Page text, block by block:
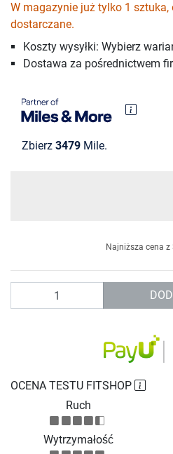
W magazynie już tylko 1 sztuka,
dostarczane.
Koszty wysyłki: Wybierz
Dostawa za pośrednictwem
Zbierz 3479 Mile.
Najniższa cena
OCENA TESTU FITSHOP
Ruch
Wytrzymałość